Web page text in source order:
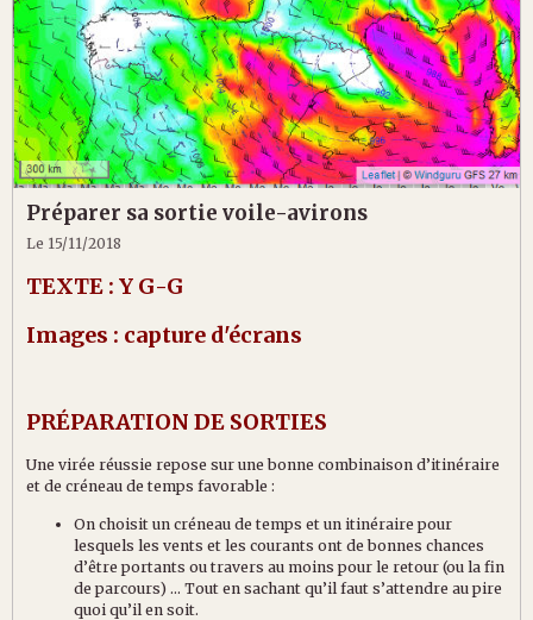
Préparer sa sortie voile-avirons
Le 15/11/2018
TEXTE : Y G-G
Images : capture d'écrans
PRÉPARATION ​DE SORTIES
Une virée réussie repose sur une bonne combinaison d’itinéraire
et de créneau de temps favorable :
On choisit un créneau de temps et un itinéraire pour
lesquels les vents et les courants ont de bonnes chances
d’être portants ou travers au moins pour le retour (ou la fin
de parcours) … Tout en sachant qu’il faut s’attendre au pire
quoi qu’il en soit.